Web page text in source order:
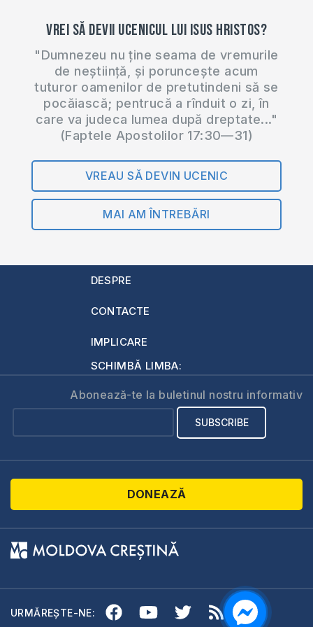
Vrei să devii ucenicul lui Isus Hristos?
"Dumnezeu nu ține seama de vremurile
de neștiință, și poruncește acum
tuturor oamenilor de pretutindeni să se
pocăiască; pentrucă a rînduit o zi, în
care va judeca lumea după dreptate..."
(Faptele Apostolilor 17:30—31)
VREAU SĂ DEVIN UCENIC
MAI AM ÎNTREBĂRI
DESPRE
CONTACTE
IMPLICARE
SCHIMBĂ LIMBA:
Abonează-te la buletinul nostru informativ
DONEAZĂ
URMĂREȘTE-NE: